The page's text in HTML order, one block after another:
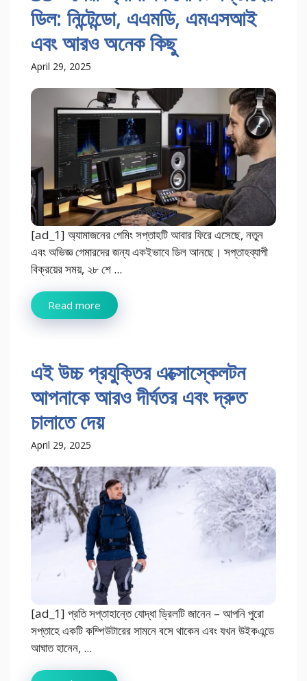
ডিল: নিন্টেন্ডো, এএমডি, এমএসআই
এবং আরও অনেক কিছু
April 29, 2025
[ad_1] অ্যামাজনের গেমিং সপ্তাহটি আবার ফিরে এসেছে, নতুন
এবং অভিজ্ঞ গেমারদের জন্য একইভাবে ডিল আনছে। সপ্তাহব্যাপী
বিক্রয়ের সময়, ২৮ শে ...
Read more
এই উচ্চ প্রযুক্তির এক্সোস্কেলটন
আপনাকে আরও দীর্ঘতর এবং দ্রুত
চালাতে দেয়
April 29, 2025
[ad_1] প্রতি সপ্তাহান্তে যোদ্ধা ড্রিলটি জানেন – আপনি পুরো
সপ্তাহে একটি কম্পিউটারের সামনে বসে থাকেন এবং যখন উইকএন্ডে
আঘাত হানেন, ...